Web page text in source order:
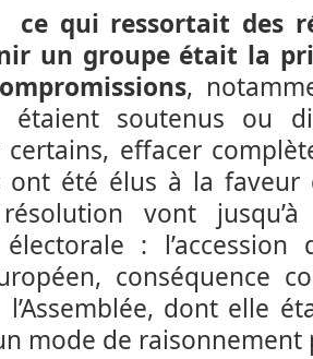
ce qui ressortait des
un groupe était la
,
soutenus ou
certains, effacer
ont été élus à la faveur
vont
: l’accession
conséquence
dont elle
mode de